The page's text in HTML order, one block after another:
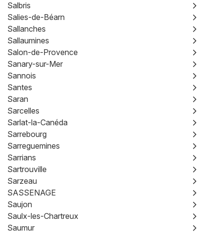
Salbris
Salies-de-Béarn
Sallanches
Sallaumines
Salon-de-Provence
Sanary-sur-Mer
Sannois
Santes
Saran
Sarcelles
Sarlat-la-Canéda
Sarrebourg
Sarreguemines
Sarrians
Sartrouville
Sarzeau
SASSENAGE
Saujon
Saulx-les-Chartreux
Saumur